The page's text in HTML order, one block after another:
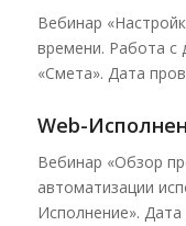
Вебинар
времени. Работа с
«Смета». Дата
Web-
Вебинар «Обзор
автоматизации
Исполнение». Дата